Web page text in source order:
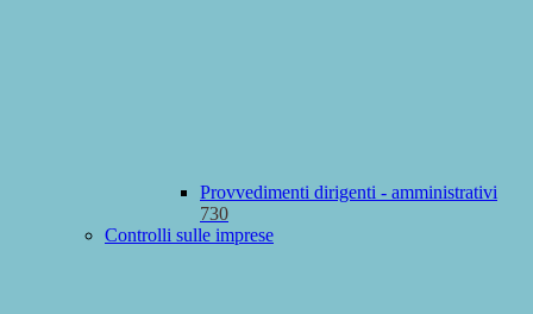
Provvedimenti dirigenti - amministrativi
730
Controlli sulle imprese